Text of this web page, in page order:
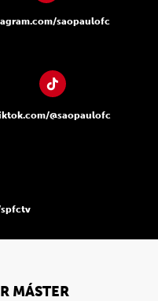
saopaulofc
@saopaulofc
MÁSTER